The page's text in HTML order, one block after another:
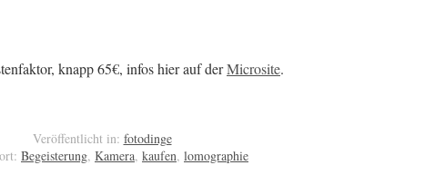
knapp 65€, infos hier auf derMicrosite.
Veröffentlicht in: fotodinge
Begeisterung, Kamera, kaufen, lomographie